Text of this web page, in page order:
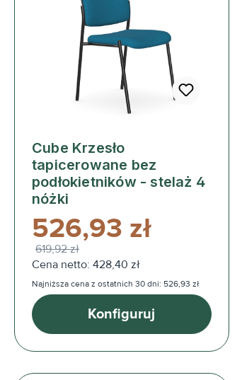
Cube Krzesło
tapicerowane bez
podłokietników - stelaż 4
nóżki
526,93 zł
619,92 zł
Cena netto: 428,40 zł
Najniższa cena z ostatnich 30 dni: 526,93 zł
Konfiguruj